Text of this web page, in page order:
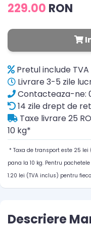
229.00 RON
Pretul include TVA
Livrare 3-5 zile
Contacteaza-ne:
14 zile drept de
Taxe livrare 25
10 kg*
* Taxa de transport este 25
pana la 10 kg. Pentru
1.20 lei (TVA inclus) pentru
Descriere